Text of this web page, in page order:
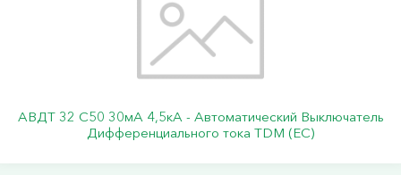
АВДТ 32 C50 30мА 4,5кА - Автоматический Выключатель
Дифференциального тока TDM (ЕС)